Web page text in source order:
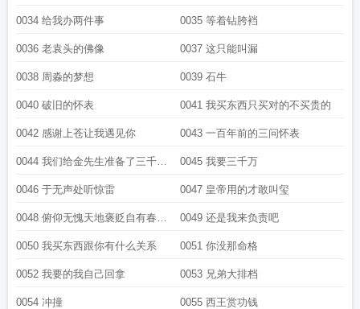
0034 给我办两件事 0035 等着钻胯裆
0036 老袁头的佛像 0037 这只能叫漏
0038 周淼的梦想 0039 石牛
0040 破旧的怀表 0041 我买东西只买对的不买贵的
0042 感谢上苍让我遇见你 0043 一百年前的三问怀表
0044 我们给金先生准备了三千万
的现金
0045 我要三千万
0046 于无声处听惊雷 0047 皇帝用的才敢叫玺
0048 俯仰无愧天地褒贬自有春秋
原来是他
0049 还是我来负责吧
0050 我买东西跟你有什么关系 0051 你没那命格
0052 我要的我自己回拿 0053 兄弟大排档
0054 冲撞 0055 西王赏功钱